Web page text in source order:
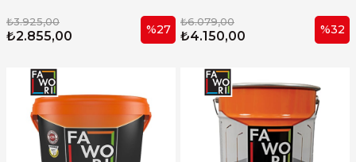
₺3.925,00
₺2.855,00 %27
₺6.079,00
₺4.150,00 %32